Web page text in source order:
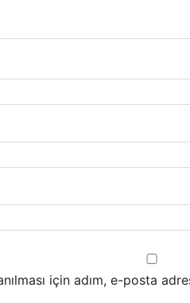
için adım, e-posta